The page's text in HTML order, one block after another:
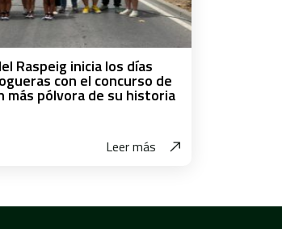
Raspeig inicia los días
con el concurso de
más pólvora de su historia
Leer más